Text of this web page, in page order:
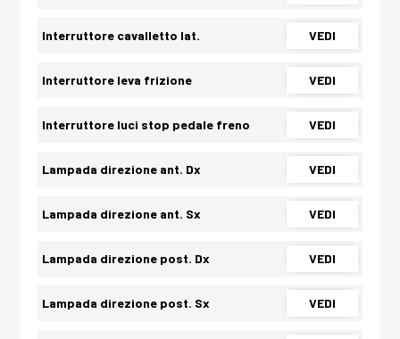
Interruttore cavalletto lat. VEDI
Interruttore leva frizione VEDI
Interruttore luci stop pedale freno VEDI
Lampada direzione ant. Dx VEDI
Lampada direzione ant. Sx VEDI
Lampada direzione post. Dx VEDI
Lampada direzione post. Sx VEDI